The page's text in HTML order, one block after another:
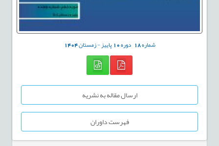
شماره18 دوره10پاییز - زمستان1404
ارسال مقاله به نشریه
فهرست داوران